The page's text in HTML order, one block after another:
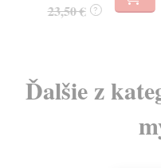
23,50 € ?
Ďalšie z